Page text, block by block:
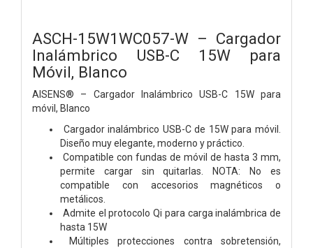
ASCH-15W1WC057-W – Cargador
Inalámbrico USB-C 15W para
Móvil, Blanco
AISENS® – Cargador Inalámbrico USB-C 15W para
móvil, Blanco
Cargador inalámbrico USB-C de 15W para móvil.
Diseño muy elegante, moderno y práctico.
Compatible con fundas de móvil de hasta 3 mm,
permite cargar sin quitarlas. NOTA: No es
compatible con accesorios magnéticos o
metálicos.
Admite el protocolo Qi para carga inalámbrica de
hasta 15W
Múltiples protecciones contra sobretensión,